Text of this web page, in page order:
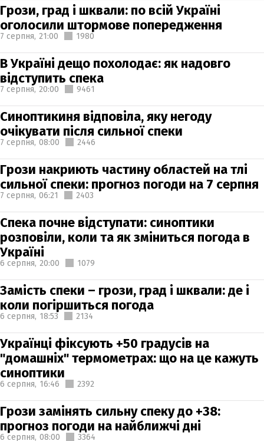
Грози, град і шквали: по всій Україні
оголосили штормове попередження
7 серпня, 21:00 1980
В Україні дещо похолодає: як надовго
відступить спека
7 серпня, 20:00 9461
Синоптикиня відповіла, яку негоду
очікувати після сильної спеки
7 серпня, 08:00 2446
Грози накриють частину областей на тлі
сильної спеки: прогноз погоди на 7 серпня
7 серпня, 06:21 2403
Спека почне відступати: синоптики
розповіли, коли та як зміниться погода в
Україні
6 серпня, 20:00 1079
Замість спеки – грози, град і шквали: де і
коли погіршиться погода
6 серпня, 18:53 2134
Українці фіксують +50 градусів на
"домашніх" термометрах: що на це кажуть
синоптики
6 серпня, 16:46 2392
Грози замінять сильну спеку до +38:
прогноз погоди на найближчі дні
6 серпня, 08:00 3364